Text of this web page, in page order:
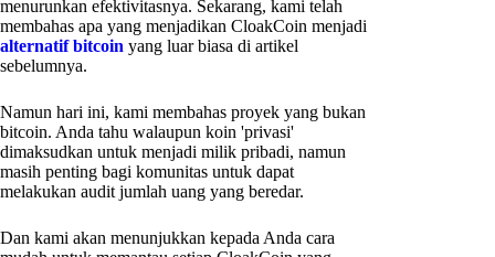
menurunkan efektivitasnya. Sekarang, kami telah
membahas apa yang menjadikan CloakCoin menjadi
alternatif bitcoin yang luar biasa di artikel
sebelumnya.
Namun hari ini, kami membahas proyek yang bukan
bitcoin. Anda tahu walaupun koin 'privasi'
dimaksudkan untuk menjadi milik pribadi, namun
masih penting bagi komunitas untuk dapat
melakukan audit jumlah uang yang beredar.
Dan kami akan menunjukkan kepada Anda cara